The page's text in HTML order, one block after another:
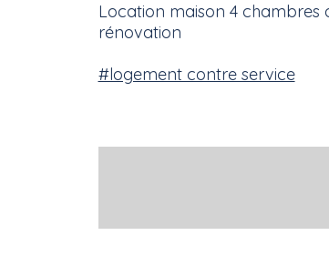
Location maison 4 chambres
rénovation
#logement contre service